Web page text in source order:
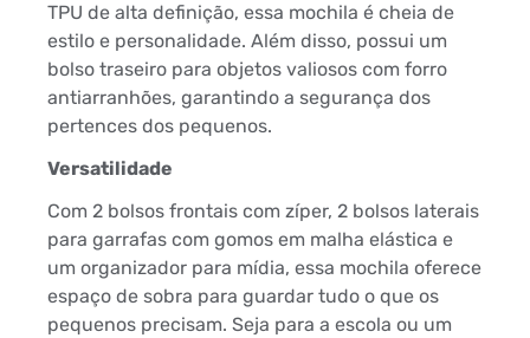
TPU de alta definição, essa mochila é cheia de
estilo e personalidade. Além disso, possui um
bolso traseiro para objetos valiosos com forro
antiarranhões, garantindo a segurança dos
pertences dos pequenos.
Versatilidade
Com 2 bolsos frontais com zíper, 2 bolsos laterais
para garrafas com gomos em malha elástica e
um organizador para mídia, essa mochila oferece
espaço de sobra para guardar tudo o que os
pequenos precisam. Seja para a escola ou um